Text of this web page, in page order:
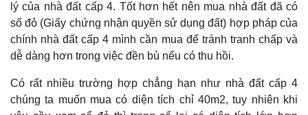
lý của nhà đất cấp 4. Tốt hơn hết nên mua nhà đất đã có
sổ đỏ (Giấy chứng nhận quyền sử dụng đất) hợp pháp của
chính nhà đất cấp 4 mình cần mua để tránh tranh chấp và
dễ dàng hơn trong việc đền bù nếu có thu hồi.
Có rất nhiều trường hợp chẳng hạn như nhà đất cấp 4
chúng ta muốn mua có diện tích chỉ 40m2, tuy nhiên khi